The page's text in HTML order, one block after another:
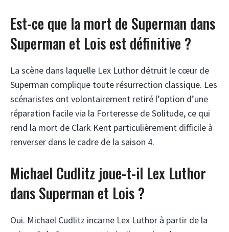
Est-ce que la mort de Superman dans
Superman et Lois est définitive ?
La scène dans laquelle Lex Luthor détruit le cœur de
Superman complique toute résurrection classique. Les
scénaristes ont volontairement retiré l’option d’une
réparation facile via la Forteresse de Solitude, ce qui
rend la mort de Clark Kent particulièrement difficile à
renverser dans le cadre de la saison 4.
Michael Cudlitz joue-t-il Lex Luthor
dans Superman et Lois ?
Oui. Michael Cudlitz incarne Lex Luthor à partir de la